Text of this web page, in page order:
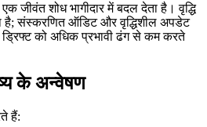
जीवंत शोध भागीदार में बदल देता है। वृद्धि
है; संस्करणित ऑडिट और वृद्धिशील अपडेट
को अधिक प्रभावी ढंग से कम करते
के अन्वेषण
हैं: